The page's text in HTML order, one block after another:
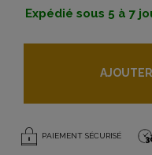
Expédié sous 5 à 7
PAIEMENT SÉCURISÉ